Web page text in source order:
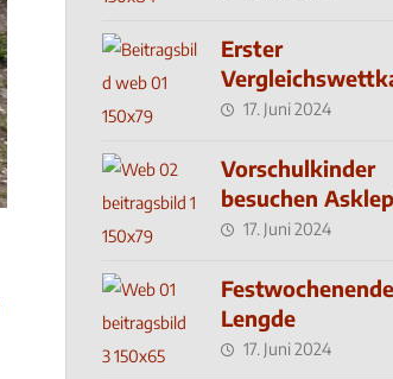
Erster
seit 2019
17. Juni 2024
Vorschulkinder
besuchen
Klinik
17. Juni 2024
Lengde
17. Juni 2024